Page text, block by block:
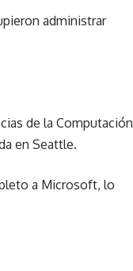
administrar
de la Computación
en Seattle.
a Microsoft, lo